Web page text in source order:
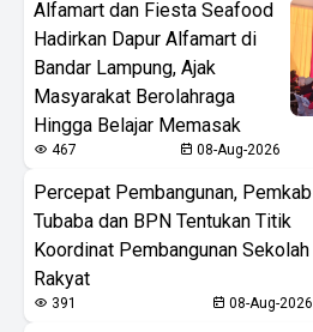
Alfamart dan Fiesta Seafood
Hadirkan Dapur Alfamart di
Bandar Lampung, Ajak
Masyarakat Berolahraga
Hingga Belajar Memasak
467 08-Aug-2026
Percepat Pembangunan, Pemkab
Tubaba dan BPN Tentukan Titik
Koordinat Pembangunan Sekolah
Rakyat
391 08-Aug-2026